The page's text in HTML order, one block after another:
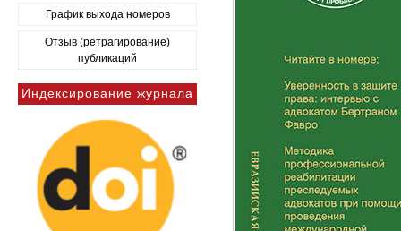
График выхода номеров
Отзыв (ретрагирование)
публикаций
Индексирование журнала